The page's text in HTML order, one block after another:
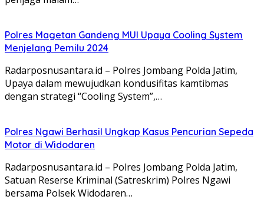
Polres Magetan Gandeng MUI Upaya Cooling System
Menjelang Pemilu 2024
Radarposnusantara.id – Polres Jombang Polda Jatim,
Upaya dalam mewujudkan kondusifitas kamtibmas
dengan strategi “Cooling System”,…
Polres Ngawi Berhasil Ungkap Kasus Pencurian Sepeda
Motor di Widodaren
Radarposnusantara.id – Polres Jombang Polda Jatim,
Satuan Reserse Kriminal (Satreskrim) Polres Ngawi
bersama Polsek Widodaren…